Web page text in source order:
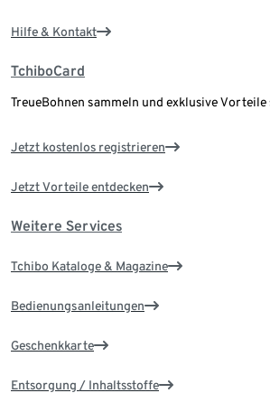
Hilfe & Kontakt
TchiboCard
TreueBohnen sammeln und exklusive Vorteile
Jetzt kostenlos registrieren
Jetzt Vorteile entdecken
Weitere Services
Tchibo Kataloge & Magazine
Bedienungsanleitungen
Geschenkkarte
Entsorgung / Inhaltsstoffe